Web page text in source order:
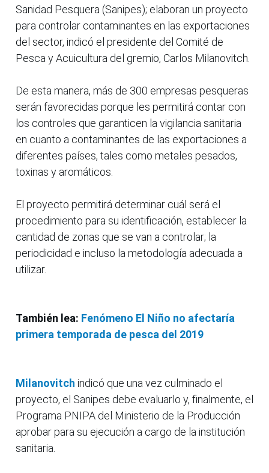
Sanidad Pesquera (Sanipes); elaboran un proyecto
para controlar contaminantes en las exportaciones
del sector, indicó el presidente del Comité de
Pesca y Acuicultura del gremio, Carlos Milanovitch.
De esta manera, más de 300 empresas pesqueras
serán favorecidas porque les permitirá contar con
los controles que garanticen la vigilancia sanitaria
en cuanto a contaminantes de las exportaciones a
diferentes países, tales como metales pesados,
toxinas y aromáticos.
El proyecto permitirá determinar cuál será el
procedimiento para su identificación, establecer la
cantidad de zonas que se van a controlar; la
periodicidad e incluso la metodología adecuada a
utilizar.
También lea: Fenómeno El Niño no afectaría
primera temporada de pesca del 2019
Milanovitch indicó que una vez culminado el
proyecto, el Sanipes debe evaluarlo y, finalmente, el
Programa PNIPA del Ministerio de la Producción
aprobar para su ejecución a cargo de la institución
sanitaria.